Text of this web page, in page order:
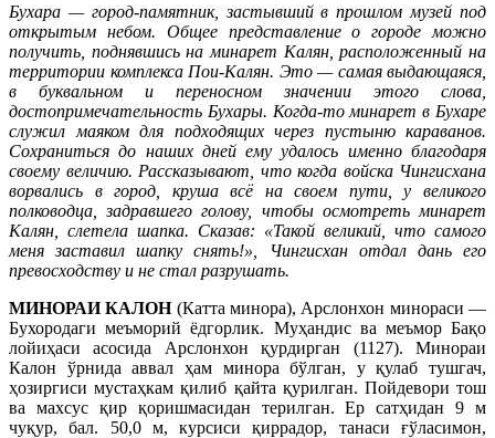
Бухара — город-памятник, застывший в прошлом музей под
открытым небом. Общее представление о городе можно
получить, поднявшись на минарет Калян, расположенный на
территории комплекса Пои-Калян. Это — самая выдающаяся,
в буквальном и переносном значении этого слова,
достопримечательность Бухары. Когда-то минарет в Бухаре
служил маяком для подходящих через пустыню караванов.
Сохраниться до наших дней ему удалось именно благодаря
своему величию. Рассказывают, что когда войска Чингисхана
ворвались в город, круша всё на своем пути, у великого
полководца, задравшего голову, чтобы осмотреть минарет
Калян, слетела шапка. Сказав: «Такой великий, что самого
меня заставил шапку снять!», Чингисхан отдал дань его
превосходству и не стал разрушать.
МИНОРАИ КАЛОН(Катта минора), Арслонхон минораси —
Бухородаги меъморий ёдгорлик. Муҳандис ва меъмор Бақо
лойиҳаси асосида Арслонхон қурдирган (1127). Минораи
Калон ўрнида аввал ҳам минора бўлган, у қулаб тушгач,
ҳозиргиси мустаҳкам қилиб қайта қурилган. Пойдевори тош
ва махсус қир қоришмасидан терилган. Ер сатҳидан 9 м
чуқур, бал. 50,0 м, курсиси қиррадор, танаси ғўласимон,